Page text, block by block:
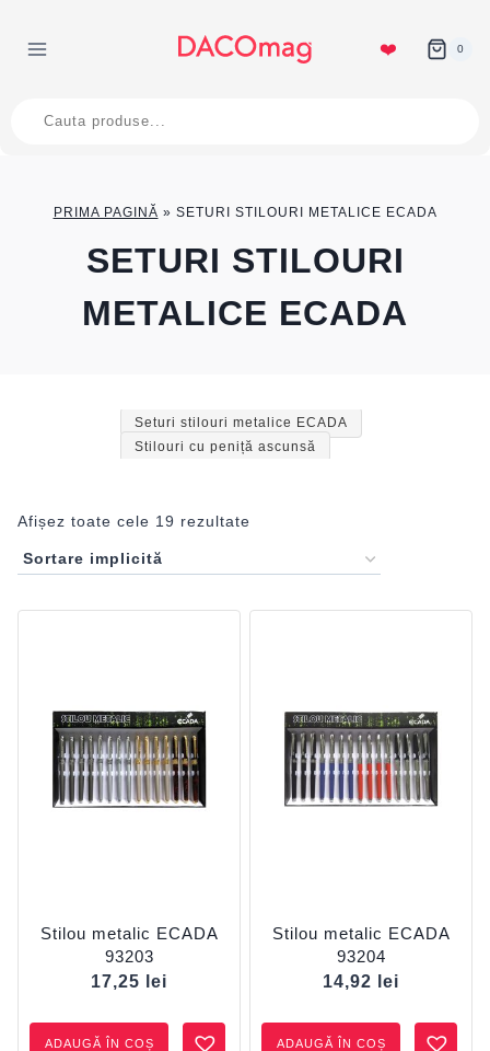
content
❤️ 0
search
PRIMA PAGINĂ » SETURI STILOURI METALICE ECADA
SETURI STILOURI
METALICE ECADA
Afișez toate cele 19 rezultate
Stilou metalic ECADA
93203
17,25
lei
ADAUGĂ ÎN COȘ
Stilou metalic ECADA
93204
14,92
lei
ADAUGĂ ÎN COȘ
Seturi stilouri metalice ECADA
Stilouri cu peniță ascunsă